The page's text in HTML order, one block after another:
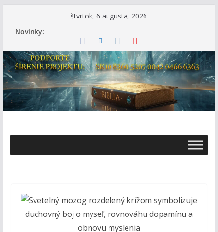
štvrtok, 6 augusta, 2026
Novinky:
s
B
o